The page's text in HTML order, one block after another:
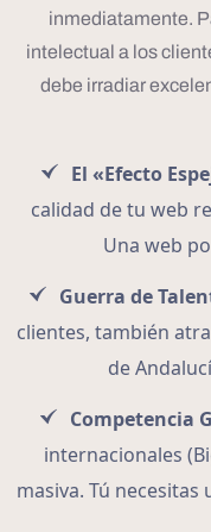
inmediatamente.
intelectual a los
debe irradiar
El «Efecto
calidad de tu web
Una web
Guerra de
clientes, también
de
Competencia
internacionales
masiva. Tú